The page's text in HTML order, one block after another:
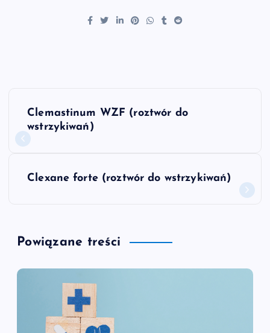
N
a
a
c
Clemastinum WZF (roztwór do
wstrzykiwań)
Clexane forte (roztwór do wstrzykiwań)
Powiązane treści